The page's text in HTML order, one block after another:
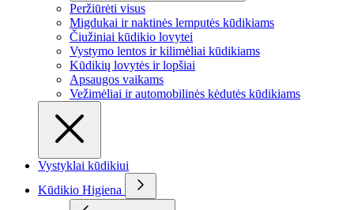
Peržiūrėti visus
Migdukai ir naktinės lemputės kūdikiams
Čiužiniai kūdikio lovytei
Vystymo lentos ir kilimėliai kūdikiams
Kūdikių lovytės ir lopšiai
Apsaugos vaikams
Vežimėliai ir automobilinės kėdutės kūdikiams
Vystyklai kūdikiui
Kūdikio Higiena